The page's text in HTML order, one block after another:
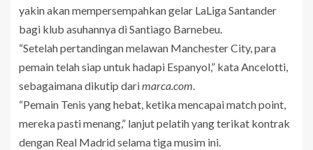
yakin akan mempersempahkan gelar LaLiga Santander
bagi klub asuhannya di Santiago Barnebeu.
“Setelah pertandingan melawan Manchester City, para
pemain telah siap untuk hadapi Espanyol,” kata Ancelotti,
sebagaimana dikutip darimarca.com.
“Pemain Tenis yang hebat, ketika mencapai match point,
mereka pasti menang,” lanjut pelatih yang terikat kontrak
dengan Real Madrid selama tiga musim ini.